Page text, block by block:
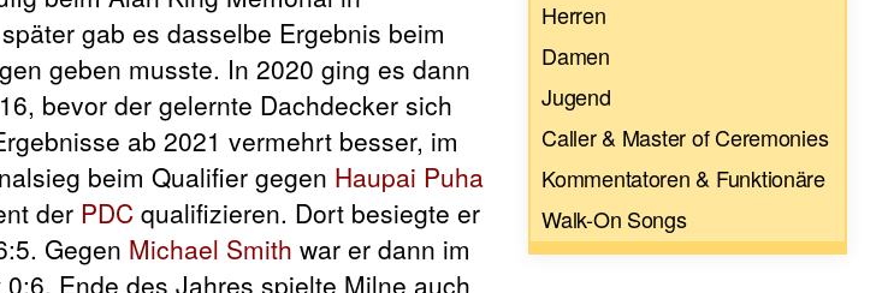
gab es dasselbe Ergebnis beim
geben musste. In 2020 ging es dann
bevor der gelernte Dachdecker sich
ab 2021 vermehrt besser, im
beim Qualifier gegen Haupai Puha
der PDC qualifizieren. Dort besiegte er
Gegen Michael Smith war er dann im
Ende des Jahres spielte Milne auch
Herren
Damen
Jugend
Caller & Master of Ceremonies
Kommentatoren & Funktionäre
Walk-On Songs